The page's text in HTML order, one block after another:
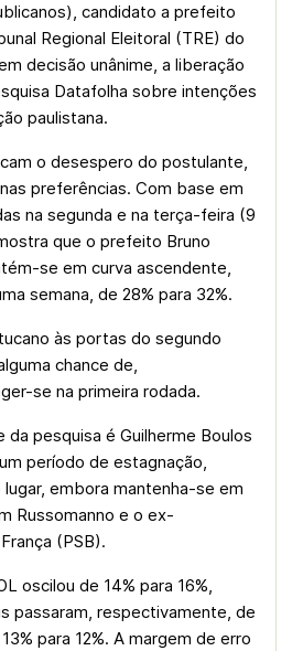
candidato a prefeito
Regional Eleitoral (TRE) do
decisão unânime, a liberação
Datafolha sobre intenções
paulistana.
o desespero do postulante,
preferências. Com base em
na segunda e na terça-feira (9
que o prefeito Bruno
se em curva ascendente,
semana, de 28% para 32%.
às portas do segundo
chance de,
se na primeira rodada.
da pesquisa é Guilherme Boulos
período de estagnação,
embora mantenha-se em
Russomanno e o ex-
(PSB).
oscilou de 14% para 16%,
passaram, respectivamente, de
para 12%. A margem de erro